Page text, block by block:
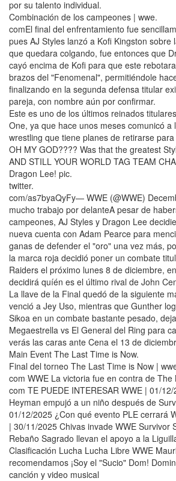
por su talento individual.
Combinación de los campeones | wwe.
comEl final del enfrentamiento fue
pues AJ Styles lanzó a Kofi Kingston
que quedara colgando, fue entonces que
cayó encima de Kofi para que este
brazos del "Fenomenal", permitiéndole
finalizando en la segunda defensa titular
pareja, con nombre aún por confirmar.
Este es uno de los últimos reinados
One, ya que hace unos meses comunicó a
wrestling que tiene planes de retirarse
OH MY GOD???? Was that the greatest
AND STILL YOUR WORLD TAG TEAM
Dragon Lee! pic.
twitter.
com/as7byaQyFy— WWE (@WWE)
mucho trabajo por delanteA pesar de
campeones, AJ Styles y Dragon Lee
nueva cuenta con Adam Pearce para
ganas de defender el "oro" una vez más,
la marca roja decidió poner un combate
Raiders el próximo lunes 8 de diciembre,
decidirá quíén es el último rival de John
La llave de la Final quedó de la siguiente
venció a Jey Uso, mientras que Gunther
Sikoa en un combate bastante pesado,
Megaestrella vs El General del Ring para
verás las caras ante Cena el 13 de
Main Event The Last Time is Now.
Final del torneo The Last Time is Now |
com WWE La victoria fue en contra de The
com TE PUEDE INTERESAR WWE | 01/
Heyman empujó a un niño después de
01/12/2025 ¿Con qué evento PLE cerrará
| 30/11/2025 Chivas invade WWE Survivor
Rebaño Sagrado llevan el apoyo a la
Clasificación Lucha Lucha Libre WWE
recomendamos ¡Soy el "Sucio" Dom!
canción y video musical